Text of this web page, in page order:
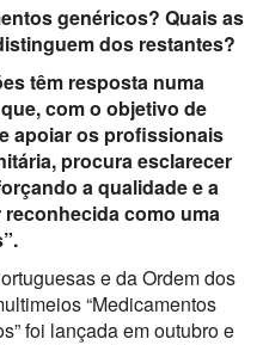
genéricos? Quais as
dos restantes?
têm resposta numa
com o objetivo de
apoiar os profissionais
procura esclarecer
a qualidade e a
como uma
e da Ordem dos
“Medicamentos
foi lançada em outubro e